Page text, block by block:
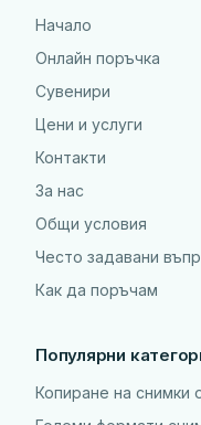
Начало
Онлайн поръчка
Сувенири
Цени и услуги
Контакти
За нас
Общи условия
Често задавани
Как да поръчам
Популярни
Копиране на снимки